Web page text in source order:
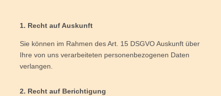
1. Recht auf Auskunft
Sie kön­nen im Rah­men des Art. 15 DSGVO Aus­kunft über
Ihre von uns ver­ar­bei­te­ten per­so­nen­be­zo­ge­nen Daten
verlangen.
2. Recht auf Berichtigung